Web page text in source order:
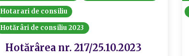
Hotarari de consiliu
Hotărâri de consiliu 2023
Hotărârea nr. 217/25.10.2023